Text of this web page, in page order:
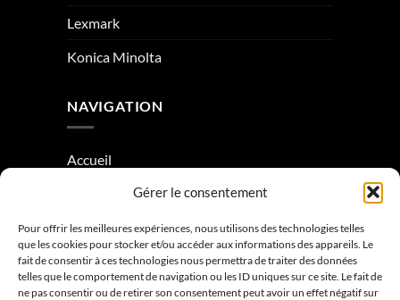
Gérer le consentement
Pour offrir les meilleures expériences, nous utilisons des technologies telles
que les cookies pour stocker et/ou accéder aux informations des appareils. Le
fait de consentir à ces technologies nous permettra de traiter des données
telles que le comportement de navigation ou les ID uniques sur ce site. Le fait de
ne pas consentir ou de retirer son consentement peut avoir un effet négatif sur
Lexmark
Konica Minolta
NAVIGATION
Accueil
Condition générale de vente
Mentions légales
Contactez-nous